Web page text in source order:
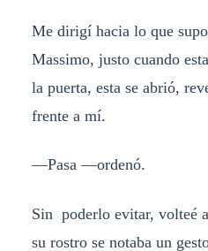
Me dirigí hacia lo que
Massimo, justo cuando
la puerta, esta se abrió,
frente a mí.
—Pasa —ordenó.
Sin poderlo evitar, volteé
su rostro se notaba un